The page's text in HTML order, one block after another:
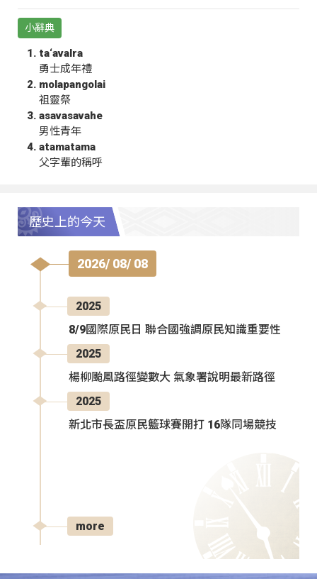
小辭典
ta‘avalra
勇士成年禮
molapangolai
祖靈祭
asavasavahe
男性青年
atamatama
父字輩的稱呼
歷史上的今天
2026/ 08/ 08
2025
8/9國際原民日 聯合國強調原民知識重要性
2025
楊柳颱風路徑變數大 氣象署說明最新路徑
2025
新北市長盃原民籃球賽開打 16隊同場競技
more